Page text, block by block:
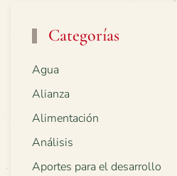
Categorías
Agua
Alianza
Alimentación
Análisis
Aportes para el desarrollo